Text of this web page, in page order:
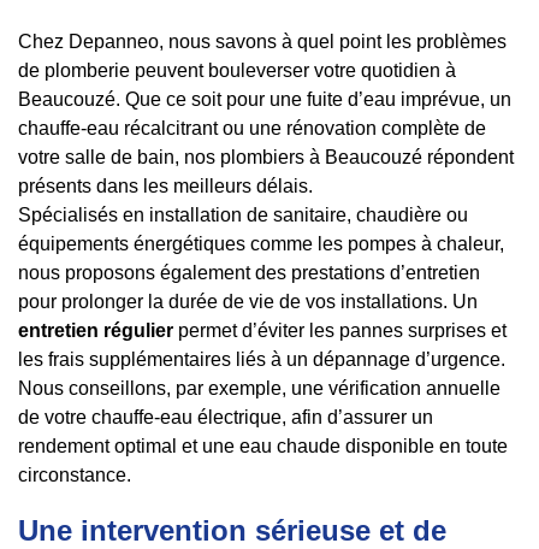
Chez Depanneo, nous savons à quel point les problèmes
de plomberie peuvent bouleverser votre quotidien à
Beaucouzé. Que ce soit pour une fuite d’eau imprévue, un
chauffe-eau récalcitrant ou une rénovation complète de
votre salle de bain, nos plombiers à Beaucouzé répondent
présents dans les meilleurs délais.
Spécialisés en installation de sanitaire, chaudière ou
équipements énergétiques comme les pompes à chaleur,
nous proposons également des prestations d’entretien
pour prolonger la durée de vie de vos installations. Un
entretien régulier permet d’éviter les pannes surprises et
les frais supplémentaires liés à un dépannage d’urgence.
Nous conseillons, par exemple, une vérification annuelle
de votre chauffe-eau électrique, afin d’assurer un
rendement optimal et une eau chaude disponible en toute
circonstance.
Une intervention sérieuse et de